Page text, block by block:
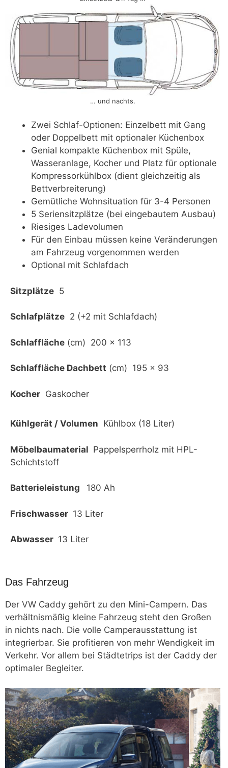
… und nachts.
Zwei Schlaf-Optionen: Einzelbett mit Gang
oder Doppelbett mit optionaler Küchenbox
Genial kompakte Küchenbox mit Spüle,
Wasseranlage, Kocher und Platz für optionale
Kompressorkühlbox (dient gleichzeitig als
Bettverbreiterung)
Gemütliche Wohnsituation für 3-4 Personen
5 Seriensitzplätze (bei eingebautem Ausbau)
Riesiges Ladevolumen
Für den Einbau müssen keine Veränderungen
am Fahrzeug vorgenommen werden
Optional mit Schlafdach
Sitzplätze 5
Schlafplätze 2 (+2 mit Schlafdach)
Schlaffläche (cm) 200 x 113
Schlaffläche Dachbett (cm) 195 x 93
Kocher Gaskocher
Kühlgerät / Volumen Kühlbox (18 Liter)
Möbelbaumaterial Pappelsperrholz mit HPL-
Schichtstoff
Batterieleistung 180 Ah
Frischwasser 13 Liter
Abwasser 13 Liter
Das Fahrzeug
Der VW Caddy gehört zu den Mini-Campern. Das
verhältnismäßig kleine Fahrzeug steht den Großen
in nichts nach. Die volle Camperausstattung ist
integrierbar. Sie profitieren von mehr Wendigkeit im
Verkehr. Vor allem bei Städtetrips ist der Caddy der
optimaler Begleiter.